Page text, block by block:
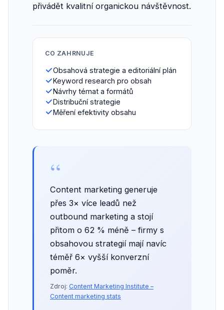
přivádět kvalitní organickou návštěvnost.
CO ZAHRNUJE
Obsahová strategie a editoriální plán
Keyword research pro obsah
Návrhy témat a formátů
Distribuční strategie
Měření efektivity obsahu
“
Content marketing generuje
přes 3× více leadů než
outbound marketing a stojí
přitom o 62 % méně – firmy s
obsahovou strategií mají navíc
téměř 6× vyšší konverzní
poměr.
Zdroj: Content Marketing Institute –
Content marketing stats